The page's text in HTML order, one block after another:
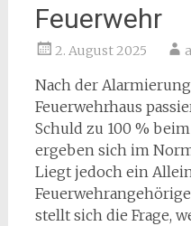
Feuerwehr
2. August 2025
Nach der
Feuerwehrhaus
Schuld zu 100 %
ergeben sich im
Liegt jedoch ein
stellt sich die Frage,